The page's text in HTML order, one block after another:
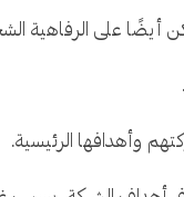
أيضًا على الرفاهية